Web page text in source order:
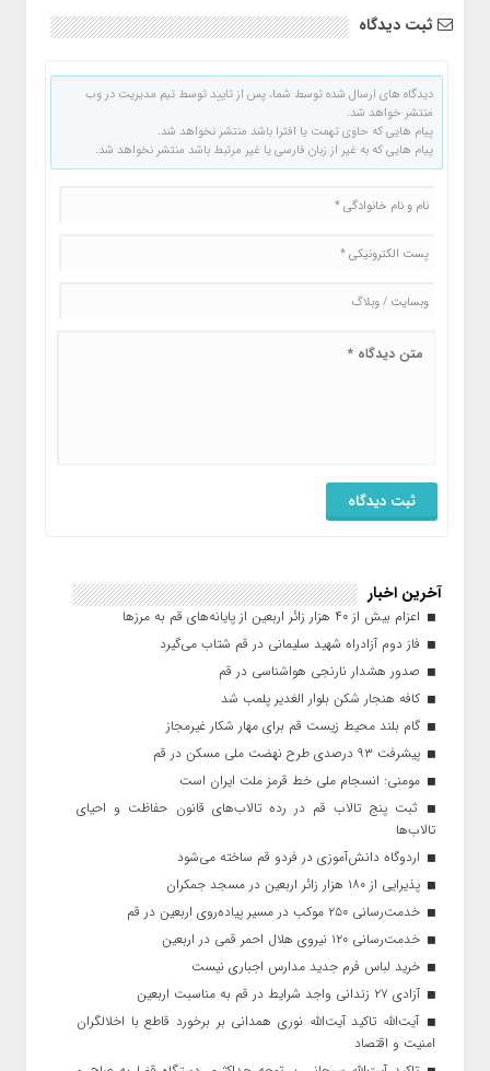
ثبت دیدگاه
دیدگاه های ارسال شده توسط شما، پس از تایید توسط تیم مدیریت در وب
منتشر خواهد شد.
پیام هایی که حاوی تهمت یا افترا باشد منتشر نخواهد شد.
پیام هایی که به غیر از زبان فارسی یا غیر مرتبط باشد منتشر نخواهد شد.
آخرین اخبار
اعزام بیش از ۴۰ هزار زائر اربعین از پایانه‌های قم به مرزها
فاز دوم آزادراه شهید سلیمانی در قم شتاب می‌گیرد
صدور هشدار نارنجی هواشناسی در قم
کافه هنجار شکن بلوار الغدیر پلمب شد
گام بلند محیط زیست قم برای مهار شکار غیرمجاز
پیشرفت ۹۳ درصدی طرح نهضت ملی مسکن در قم
مومنی: انسجام ملی خط قرمز ملت ایران است
ثبت پنج تالاب قم در رده تالاب‌های قانون حفاظت و احیای
تالاب‌ها
اردوگاه دانش‌آموزی در فردو قم ساخته می‌شود
پذیرایی از ۱۸۰ هزار زائر اربعین در مسجد جمکران
خدمت‌رسانی ۲۵۰ موکب در مسیر پیاده‌روی اربعین در قم
خدمت‌رسانی ۱۲۰ نیروی هلال احمر قمی در اربعین
خرید لباس فرم جدید مدارس اجباری نیست
آزادی ۲۷ زندانی واجد شرایط در قم به مناسبت اربعین
آیت‌الله تاکید آیت‌الله نوری همدانی بر برخورد قاطع با اخلالگران
امنیت و اقتصاد